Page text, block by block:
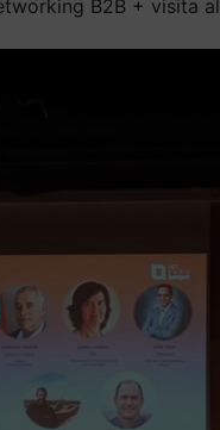
B2B + visita al